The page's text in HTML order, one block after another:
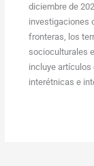
diciembre de
investigaciones
fronteras, los
socioculturales
incluye artículos
interétnicas e